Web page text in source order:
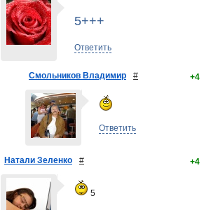
5+++
Ответить
Смольников Владимир # +4
Ответить
Натали Зеленко # +4
5